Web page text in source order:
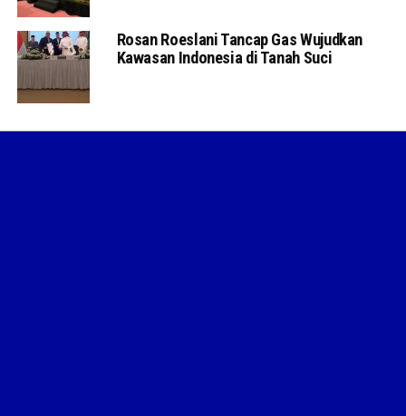
Rosan Roeslani Tancap Gas Wujudkan
Kawasan Indonesia di Tanah Suci